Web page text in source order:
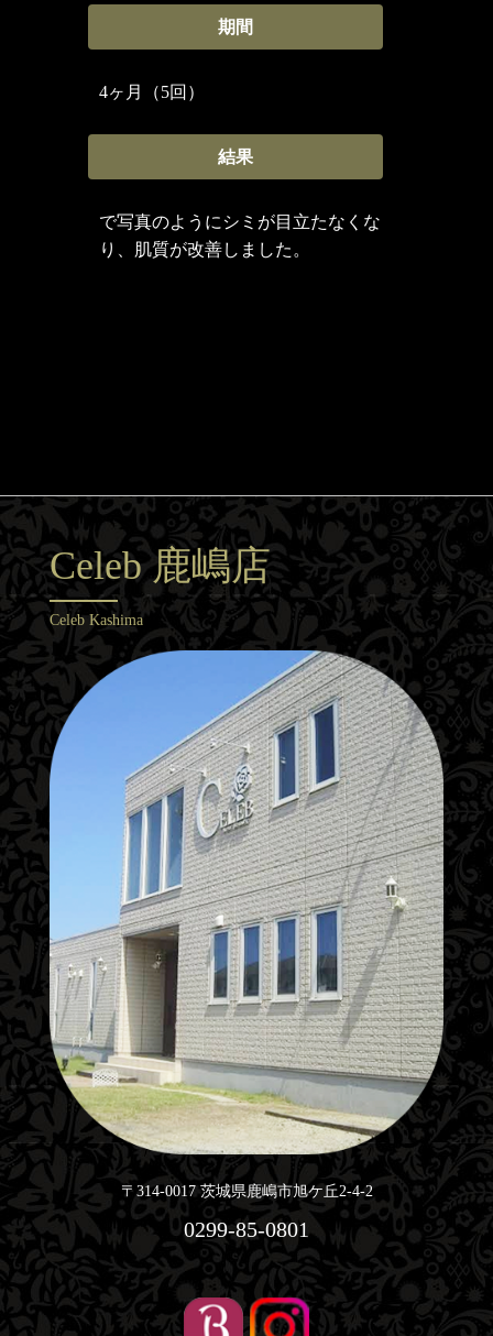
期間
4ヶ月（5回）
結果
で写真のようにシミが目立たなくな
り、肌質が改善しました。
Celeb 鹿嶋店
Celeb Kashima
〒314-0017 茨城県鹿嶋市旭ケ丘2-4-2
0299-85-0801